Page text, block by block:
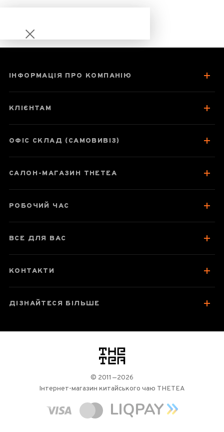
Паспорт товару
Про чай
ІНФОРМАЦІЯ ПРО КОМПАНІЮ
КЛІЄНТАМ
ОФІС СКЛАД (САМОВИВІЗ)
САЛОН-МАГАЗИН THETEA
РОБОЧИЙ ЧАС
ВСЕ ДЛЯ ВАС
КОНТАКТИ
ДІЗНАЙТЕСЯ БІЛЬШЕ
логотип
© 2011—2026
Інтернет-магазин китайського чаю THETEA